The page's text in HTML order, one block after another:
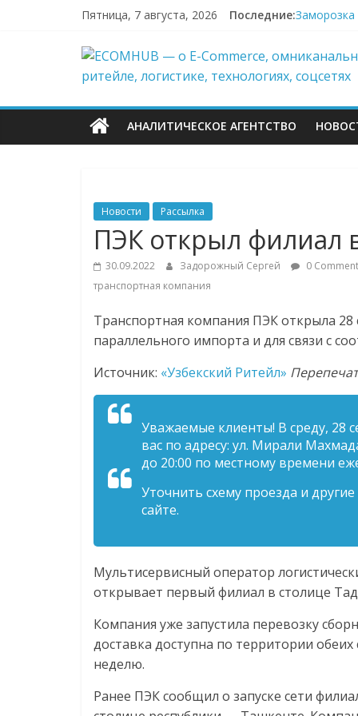
содержимому
Пятница, 7 августа, 2026 Последние:Заморозка
Пока
67,4%
ECOMHUB
—
о
E-
Commerce,
омниканальном
ритейле,
логистике,
технологиях,
соцсетях
торговле,
сервисах
для
Commerce,
ритейле,
логистике,
соцсетях.
АНАЛИТИЧЕСКОЕ АГЕНТСТВО
Новости Рассылка
ПЭК открыл филиал
30.09.2022 Задорожный Сергей 0
транспортная компания
Транспортная компания ПЭК открыла
параллельного импорта и для связи с
Источник: «Узбекский Ритейл»
Уважаемые клиенты! В среду, 28
вас по адресу: ул. Мирали
до 20:00 по местному времени
Уточнить схему проезда и
сайте.
Мультисервисный оператор
открывает первый филиал в столице
Компания уже запустила перевозку
доставка доступна по территории
неделю.
Ранее ПЭК сообщил о запуске сети